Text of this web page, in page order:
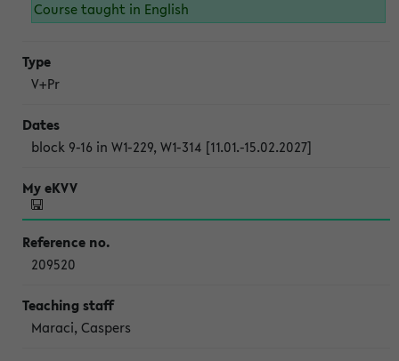
Course taught in English
V+Pr
block 9-16 in W1-229, W1-314 [11.01.-15.02.2027]
209520
Maraci, Caspers